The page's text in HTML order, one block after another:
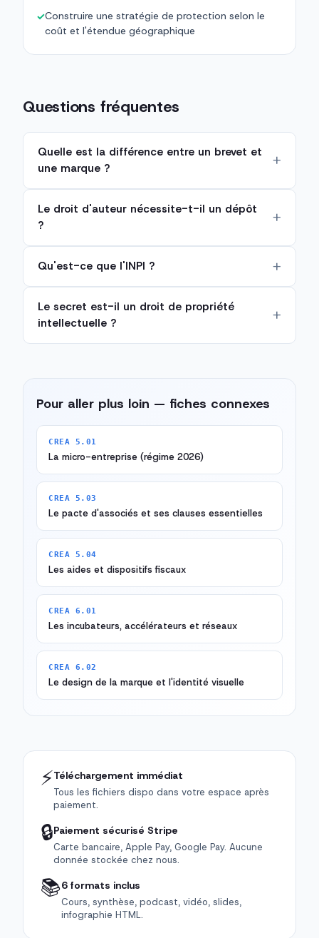
✓Construire une stratégie de protection selon le
coût et l'étendue géographique
Questions fréquentes
Quelle est la différence entre un brevet et
une marque ?
Le droit d'auteur nécessite-t-il un dépôt
?
Qu'est-ce que l'INPI ?
Le secret est-il un droit de propriété
intellectuelle ?
Pour aller plus loin — fiches connexes
CREA 5.01
La micro-entreprise (régime 2026)
CREA 5.03
Le pacte d'associés et ses clauses essentielles
CREA 5.04
Les aides et dispositifs fiscaux
CREA 6.01
Les incubateurs, accélérateurs et réseaux
CREA 6.02
Le design de la marque et l'identité visuelle
⚡Téléchargement immédiat
Tous les fichiers dispo dans votre espace après
paiement.
🔒Paiement sécurisé Stripe
Carte bancaire, Apple Pay, Google Pay. Aucune
donnée stockée chez nous.
📚6 formats inclus
Cours, synthèse, podcast, vidéo, slides,
infographie HTML.